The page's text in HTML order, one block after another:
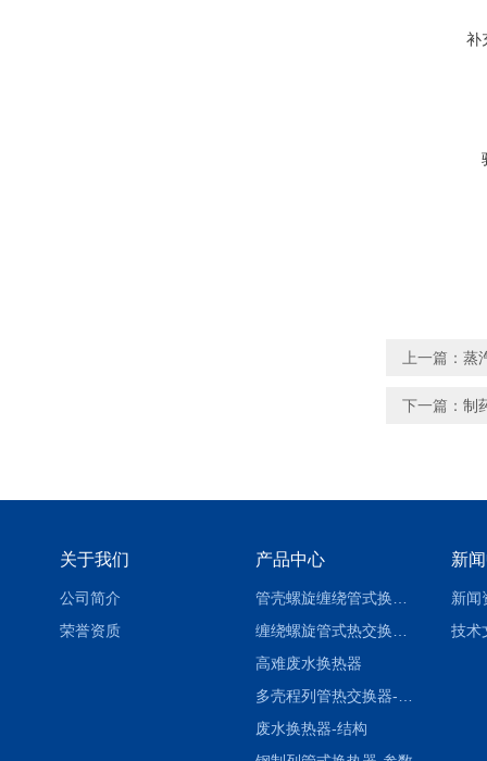
补
上一篇： 蒸
下一篇： 制
关于我们
公司简介
荣誉资质
产品中心
高难废水换热器
废水换热器-结构
新
新闻
技术